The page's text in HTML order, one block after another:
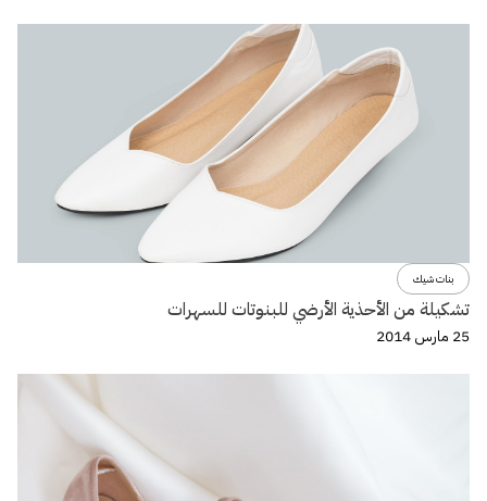
بنات شيك
تشكيلة من الأحذية الأرضي للبنوتات للسهرات
25 مارس 2014